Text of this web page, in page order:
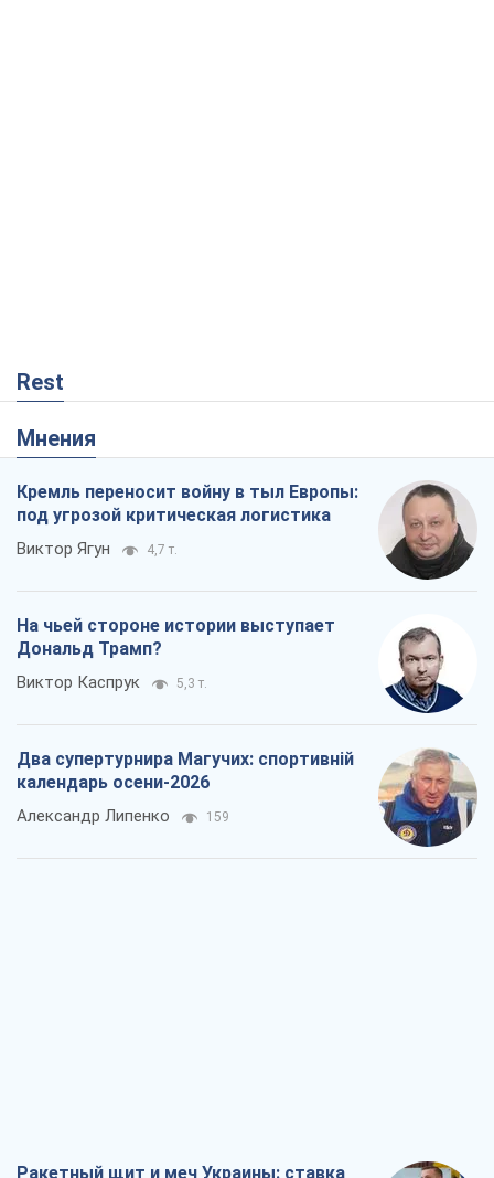
Rest
Мнения
Кремль переносит войну в тыл Европы:
под угрозой критическая логистика
Виктор Ягун 4,7 т.
На чьей стороне истории выступает
Дональд Трамп?
Виктор Каспрук 5,3 т.
Два супертурнира Магучих: спортивній
календарь осени-2026
Александр Липенко 159
Ракетный щит и меч Украины: ставка